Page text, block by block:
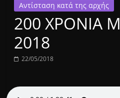
1431AM
Αντίσταση κατά της αρχής
200 ΧΡΟΝΙΑ
2018
22/05/2018